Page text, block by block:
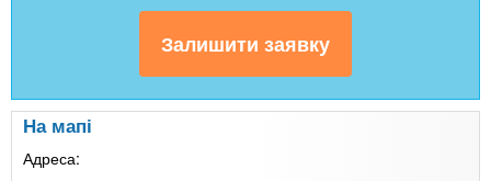
На мапі
Адреса: